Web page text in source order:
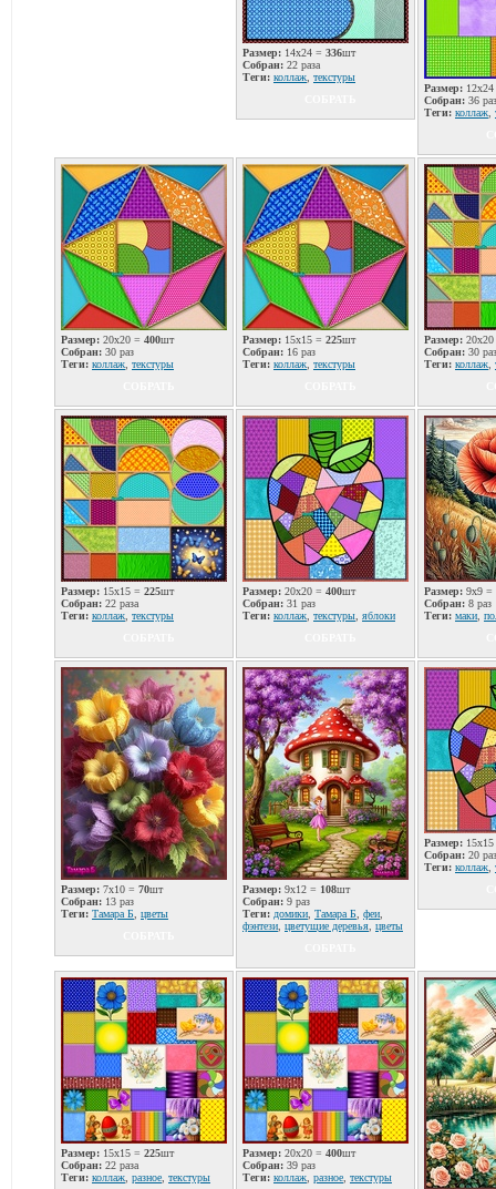
Размер: 14x24 = 336шт
Собран: 22 раза
Теги: коллаж текстуры
Размер:
Собран: 36 раз
Теги: коллаж
Размер: 20x20 = 400шт
Собран: 30 раз
Теги: коллаж текстуры
Размер: 15x15 = 225шт
Собран: 16 раз
Теги: коллаж текстуры
Размер:
Собран: 30 раз
Теги: коллаж
Размер: 15x15 = 225шт
Собран: 22 раза
Теги: коллаж текстуры
Размер: 20x20 = 400шт
Собран: 31 раз
Теги: коллаж текстуры яблоки
Размер: 9x9 =
Собран: 8 раз
Теги: маки
Размер: 7x10 = 70шт
Собран: 13 раз
Теги: Тамара Б
цветы
Размер: 9x12 = 108шт
Собран: 9 раз
Теги: домики Тамара Б феи
фэнтези цветущие деревья цветы
Размер:
Собран: 20 раз
Теги: коллаж
Размер: 15x15 = 225шт
Собран: 22 раза
Теги: коллаж разное текстуры
Размер: 20x20 = 400шт
Собран: 39 раз
Теги: коллаж разное текстуры